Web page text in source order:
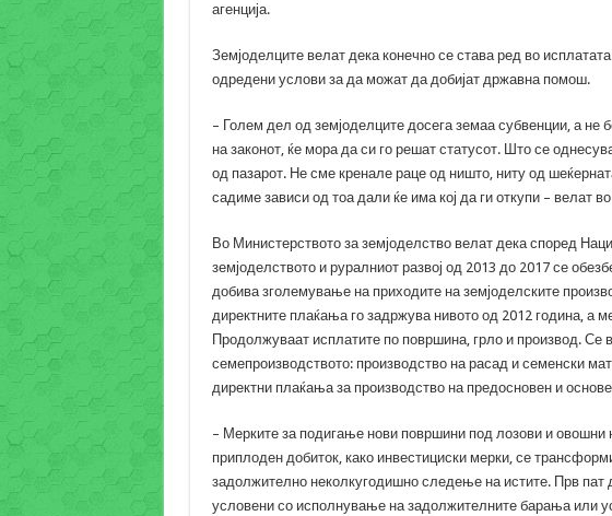
агенција.
Земјоделците велат дека конечно се става ред во
одредени услови за да можат да добијат државна помош.
– Голем дел од земјоделците досега земаа субвенции, а не
на законот, ќе мора да си го решат статусот. Што се
од пазарот. Не сме кренале раце од ништо, ниту од
садиме зависи од тоа дали ќе има кој да ги откупи – велат
Во Министерството за земјоделство велат дека според
земјоделството и руралниот развој од 2013 до 2017 се
добива зголемување на приходите на земјоделските
директните плаќања го задржува нивото од 2012 година, а
Продолжуваат исплатите по површина, грло и производ. Се
семепроизводството: производство на расад и семенски
директни плаќања за производство на предосновен и
– Мерките за подигање нови површини под лозови и овошни
приплоден добиток, како инвестициски мерки, се
задолжително неколкугодишно следење на истите. Прв пат
условени со исполнување на задолжителните барања или